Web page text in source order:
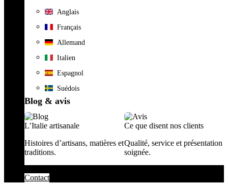
Anglais
Français
Allemand
Italien
Espagnol
Suédois
Blog & avis
L’Italie artisanale
Histoires d’artisans, matières et
traditions.
Ce que disent nos clients
Qualité, service et présentation
soignée.
Contact